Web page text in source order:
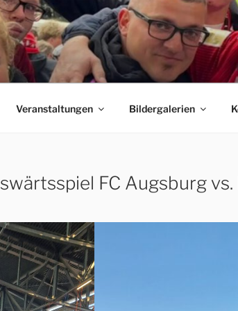
E.V.
des Erfurter FC Bayern München Fanclubs
Veranstaltungen Bildergalerien
FC Augsburg